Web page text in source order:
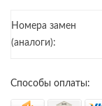
Номера замен
(аналоги):
Способы оплаты: